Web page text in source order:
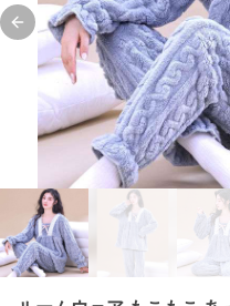
Previous slide